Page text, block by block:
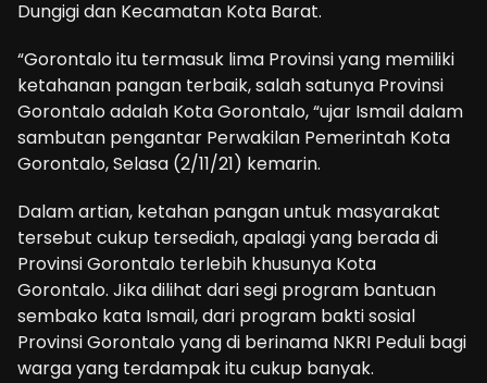
Dungigi dan Kecamatan Kota Barat.
“Gorontalo itu termasuk lima Provinsi yang memiliki
ketahanan pangan terbaik, salah satunya Provinsi
Gorontalo adalah Kota Gorontalo, “ujar Ismail dalam
sambutan pengantar Perwakilan Pemerintah Kota
Gorontalo, Selasa (2/11/21) kemarin.
Dalam artian, ketahan pangan untuk masyarakat
tersebut cukup tersediah, apalagi yang berada di
Provinsi Gorontalo terlebih khusunya Kota
Gorontalo. Jika dilihat dari segi program bantuan
sembako kata Ismail, dari program bakti sosial
Provinsi Gorontalo yang di berinama NKRI Peduli bagi
warga yang terdampak itu cukup banyak.